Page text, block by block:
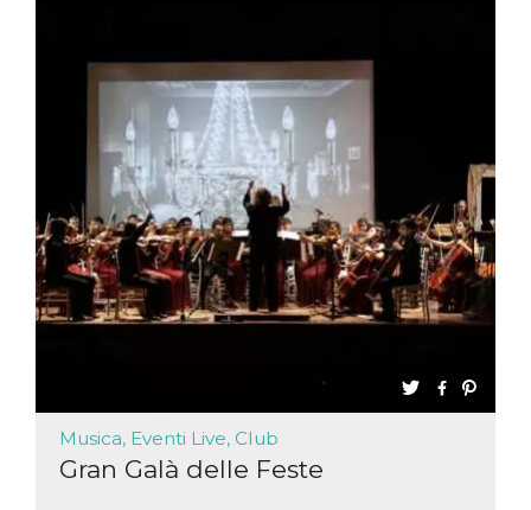
Musica, Eventi Live, Club
Gran Galà delle Feste